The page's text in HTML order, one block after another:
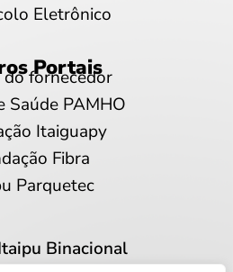
Eletrônico
Portais
fornecedor
Saúde PAMHO
Itaiguapy
Fibra
Parquetec
Binacional